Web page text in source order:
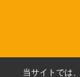
当サイトでは